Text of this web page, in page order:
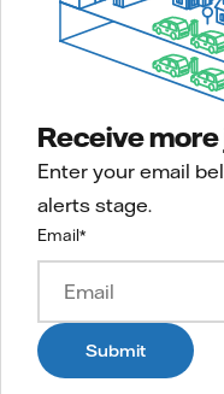
Receive
Enter your email
alerts stage.
Email*
Submit